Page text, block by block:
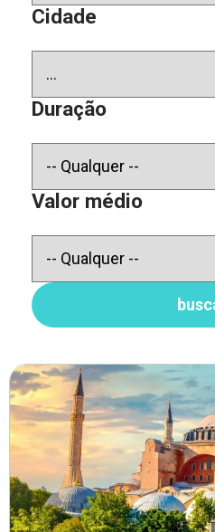
Cidade
Duração
Valor médio